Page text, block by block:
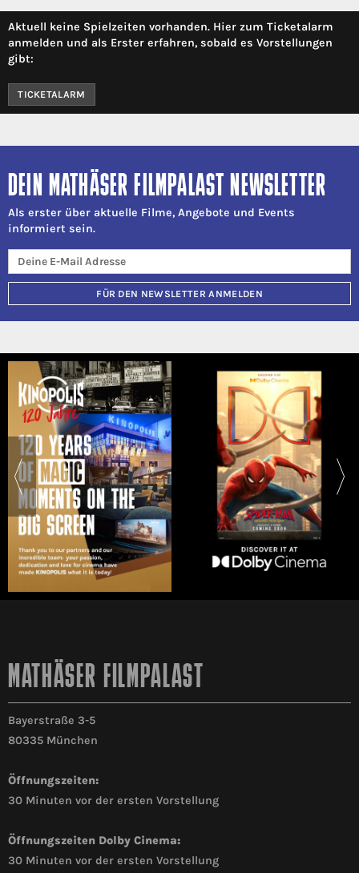
Aktuell keine Spielzeiten vorhanden. Hier zum Ticketalarm
anmelden und als Erster erfahren, sobald es Vorstellungen
gibt:
TICKETALARM
DEIN MATHÄSER FILMPALAST NEWSLETTER
Als erster über aktuelle Filme, Angebote und Events
informiert sein.
FÜR DEN NEWSLETTER ANMELDEN
MATHÄSER FILMPALAST
Bayerstraße 3-5
80335 München
Öffnungszeiten:
30 Minuten vor der ersten Vorstellung
Öffnungszeiten Dolby Cinema:
30 Minuten vor der ersten Vorstellung